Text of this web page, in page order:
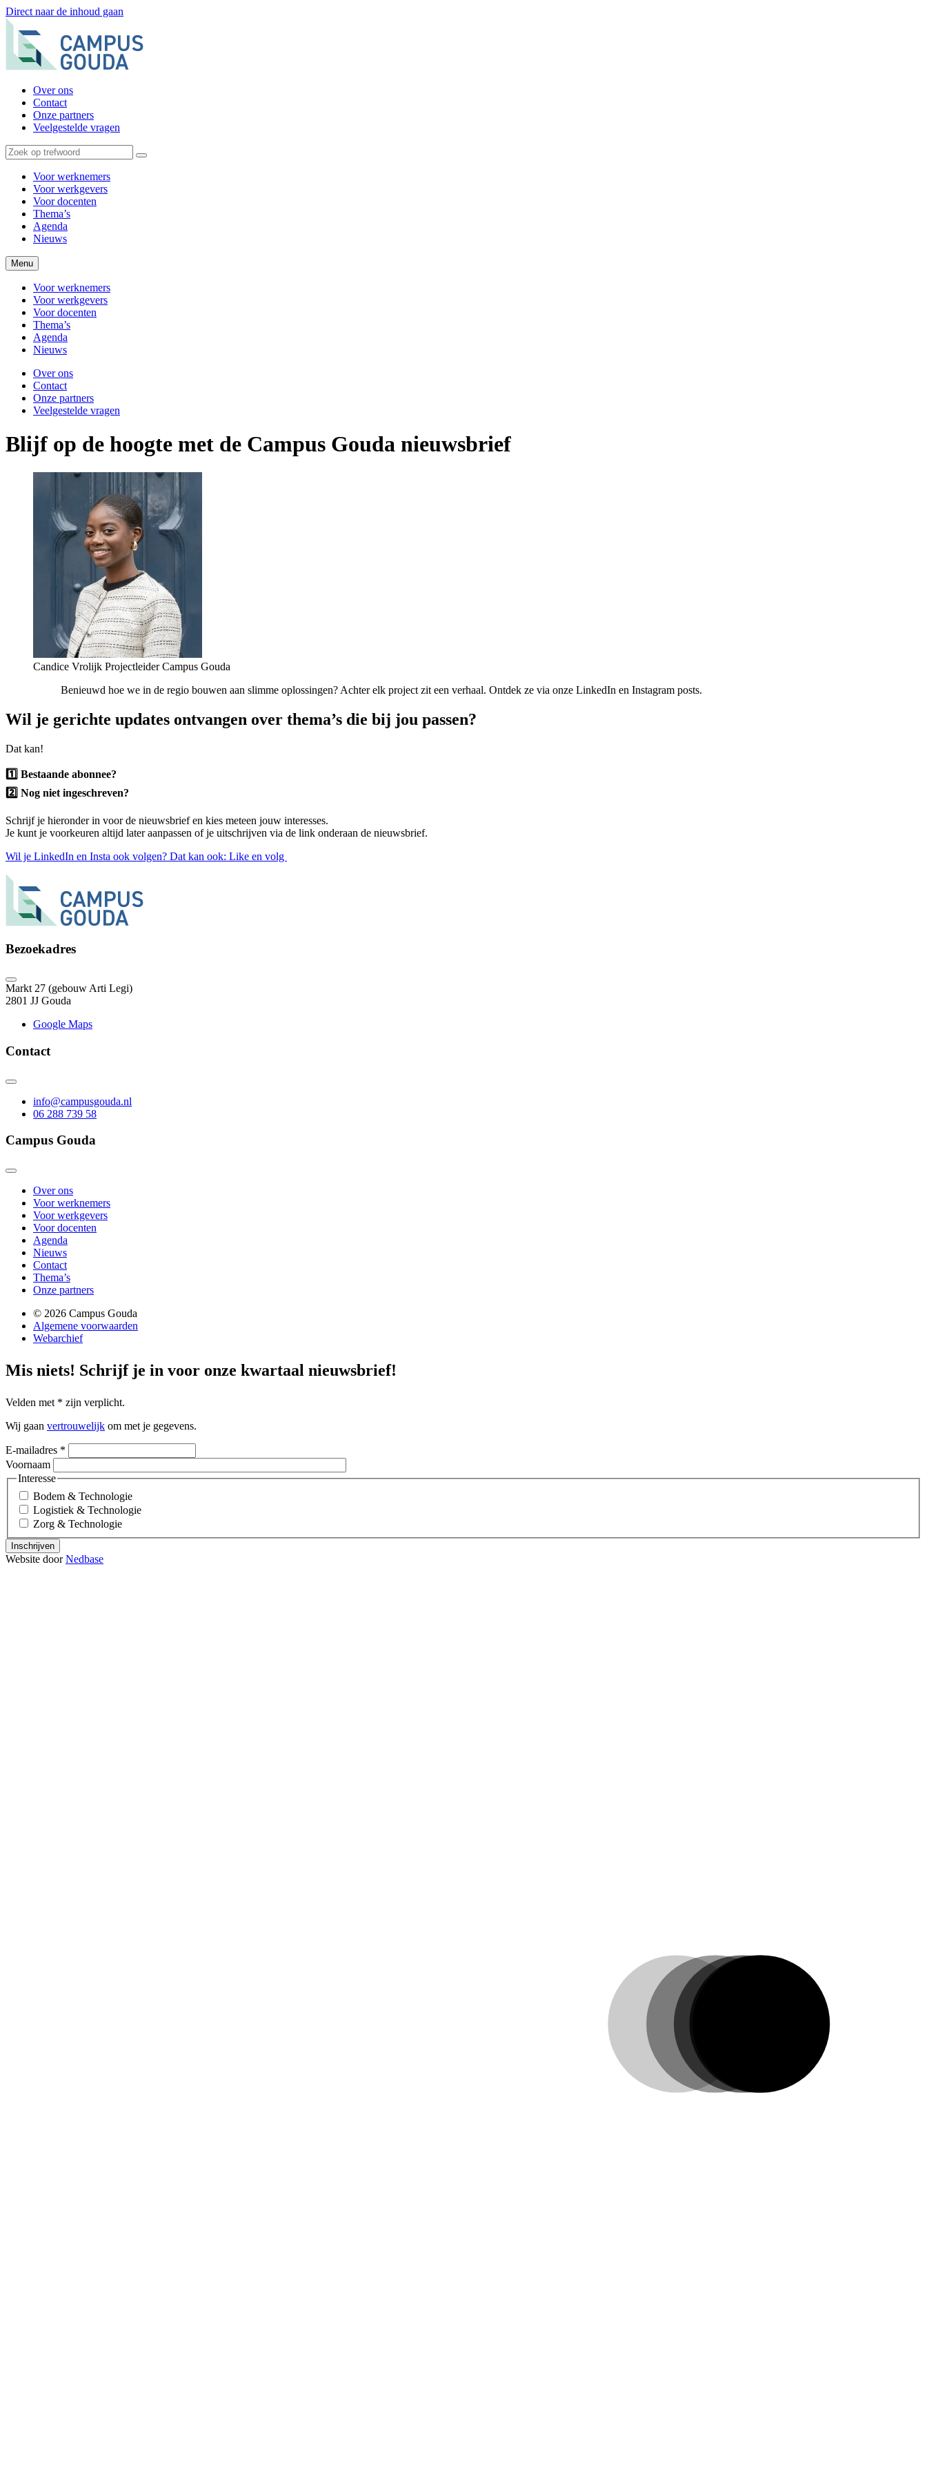
Direct naar de inhoud gaan
Over ons
Contact
Onze partners
Veelgestelde vragen
Voor werknemers
Voor werkgevers
Voor docenten
Thema’s
Agenda
Nieuws
Menu
Voor werknemers
Voor werkgevers
Voor docenten
Thema’s
Agenda
Nieuws
Over ons
Contact
Onze partners
Veelgestelde vragen
Blijf op de hoogte met de Campus Gouda nieuwsbrief
Candice Vrolijk Projectleider Campus Gouda
Benieuwd hoe we in de regio bouwen aan slimme oplossingen? Achter elk project zit een verhaal. Ontdek ze via onze LinkedIn en Instagram posts.
Wil je gerichte updates ontvangen over thema’s die bij jou passen?
Dat kan!
1️⃣ Bestaande abonnee?
2️⃣ Nog niet ingeschreven?
Schrijf je hieronder in voor de nieuwsbrief en kies meteen jouw interesses.
Je kunt je voorkeuren altijd later aanpassen of je uitschrijven via de link onderaan de nieuwsbrief.
Wil je LinkedIn en Insta ook volgen? Dat kan ook: Like en volg
Bezoekadres
Markt 27 (gebouw Arti Legi)
2801 JJ Gouda
Google Maps
Contact
info@campusgouda.nl
06 288 739 58
Campus Gouda
Over ons
Voor werknemers
Voor werkgevers
Voor docenten
Agenda
Nieuws
Contact
Thema’s
Onze partners
© 2026 Campus Gouda
Algemene voorwaarden
Webarchief
Mis niets! Schrijf je in voor onze kwartaal nieuwsbrief!
Velden met * zijn verplicht.
Wij gaan vertrouwelijk om met je gegevens.
E-mailadres *
Voornaam
Interesse
Bodem & Technologie
Logistiek & Technologie
Zorg & Technologie
Inschrijven
Website doorNedbase